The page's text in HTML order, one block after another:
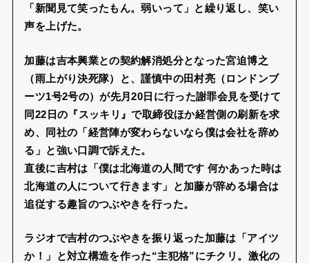
「新聞見て笑ったもん。弱いって」と繰り返し、笑い
声を上げた。
加藤は吉本興業との契約解消処分となった宮迫博之
（雨上がり決死隊）と、謹慎中の田村亮（ロンドンブ
ーツ1号2号の）が先月20日に行った謝罪会見を受けて
同22日の『スッキリ』で取締役ほか経営側の刷新を求
め、同社の「経営陣が変わらないなら僕は会社を辞め
る」と強い口調で訴えた。
直後に吉村は「僕は北海道の人間です 何かあった時は
北海道の人について行きます」と加藤が辞める場合は
追従する趣旨のつぶやきを行った。
ラジオで吉村のつぶやきを振り返った加藤は「アイツ
か！」と対立構造を作った“主犯格”にチクリ。激化の